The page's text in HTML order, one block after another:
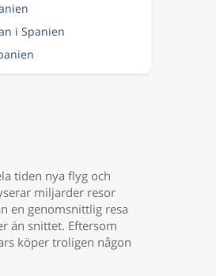
i Spanien
tiden nya flyg och
miljarder resor
en genomsnittlig resa
än snittet. Eftersom
köper troligen någon